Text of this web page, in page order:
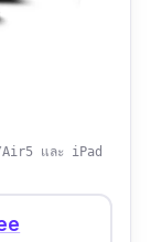
น่ารักมา
Air5 และ iPad